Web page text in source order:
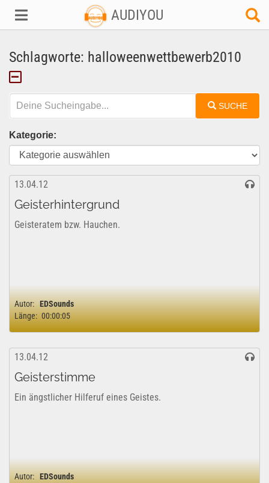
AUDIYOU
Schlagworte: halloweenwettbewerb2010
SUCHE
Kategorie:
13.04.12
Geisterhintergrund
Geisteratem bzw. Hauchen.
Autor: EDSounds
Länge: 00:00:05
13.04.12
Geisterstimme
Ein ängstlicher Hilferuf eines Geistes.
Autor: EDSounds